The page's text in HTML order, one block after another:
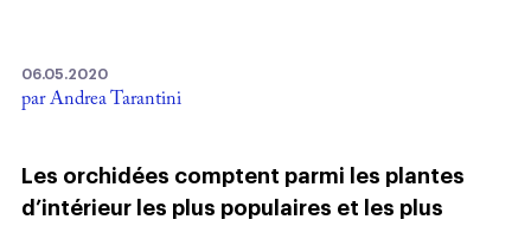
06.05.2020
par Andrea Tarantini
Les orchidées comptent parmi les plantes
d’intérieur les plus populaires et les plus